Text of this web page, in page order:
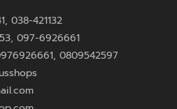
038-421132
097-6926661
0809542597